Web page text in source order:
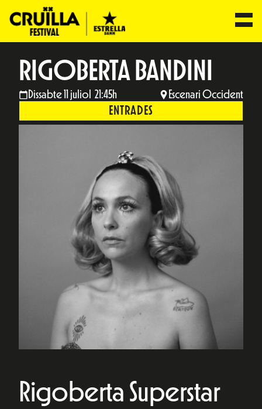
RIGOBERTA BANDINI
Dissabte 11 juliol 21:45h Escenari Occident
ENTRADES
Rigoberta Superstar